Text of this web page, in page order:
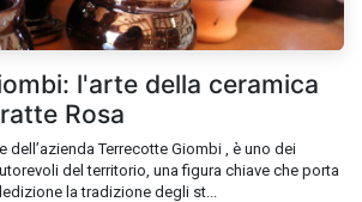
l'arte della ceramica
Rosa
dell’azienda Terrecotte Giombi , è uno dei
del territorio, una figura chiave che porta
la tradizione degli st...